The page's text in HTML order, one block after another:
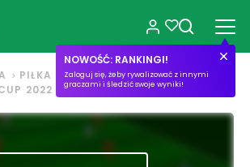
NOWOŚĆ: RANKINGI!
Zaloguj się, żeby rywalizować z innymi
graczami i śledzić swoje wyniki!
PIŁKA NOŻNA
2022